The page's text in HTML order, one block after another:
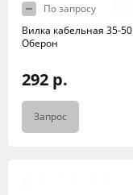
По запросу
Вилка кабельная 35-50
Оберон
292 р.
Запрос